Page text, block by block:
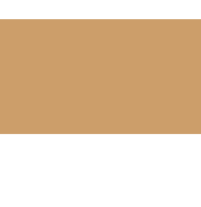
Não